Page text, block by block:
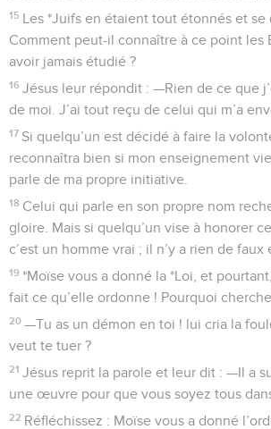
15 Les *Juifs en étaient tout étonnés et
Comment peut-il connaître à ce point les
avoir jamais étudié ?
16 Jésus leur répondit : —Rien de ce que
de moi. J’ai tout reçu de celui qui m’a
17 Si quelqu’un est décidé à faire la
reconnaîtra bien si mon enseignement
parle de ma propre initiative.
18 Celui qui parle en son propre nom
gloire. Mais si quelqu’un vise à honorer
c’est un homme vrai ; il n’y a rien de faux
19 *Moïse vous a donné la *Loi, et
fait ce qu’elle ordonne ! Pourquoi
20 —Tu as un démon en toi ! lui cria la
veut te tuer ?
21 Jésus reprit la parole et leur dit : —Il a
une œuvre pour que vous soyez tous
22 Réfléchissez : Moïse vous a donné